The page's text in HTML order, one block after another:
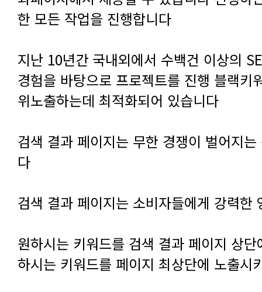
한 모든 작업을 진행합니다
위노출하는데 최적화되어 있습니다
다
검색 결과 페이지는 소비자들에게 강력한
하시는 키워드를 페이지 최상단에 노출시